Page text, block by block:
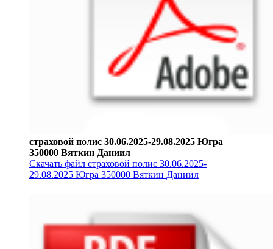
страховой полис 30.06.2025-29.08.2025 Югра
350000 Вяткин Даниил
Скачать файл страховой полис 30.06.2025-
29.08.2025 Югра 350000 Вяткин Даниил